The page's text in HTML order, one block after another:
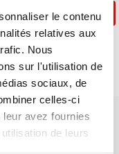
le contenu
relatives aux
Nous
sur l'utilisation de
sociaux, de
celles-ci
avez fournies
de leurs
la commande